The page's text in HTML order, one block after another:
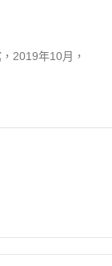
2019年10月，